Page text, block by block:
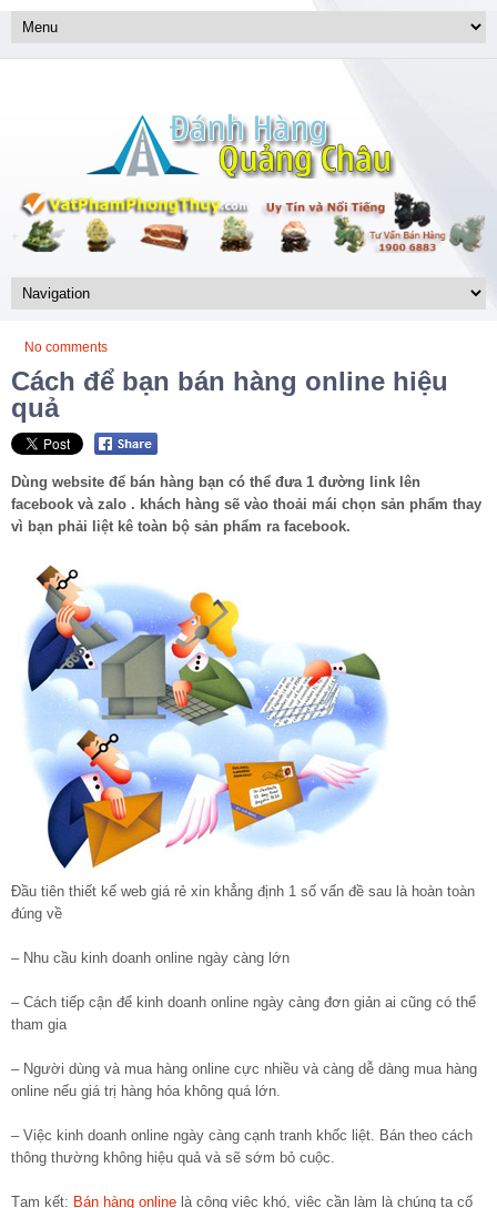
No comments
Cách để bạn bán hàng online hiệu
quả
Dùng website để bán hàng bạn có thể đưa 1 đường link lên
facebook và zalo . khách hàng sẽ vào thoải mái chọn sản phẩm thay
vì bạn phải liệt kê toàn bộ sản phẩm ra facebook.
Đầu tiên thiết kế web giá rẻ xin khẳng định 1 số vấn đề sau là hoàn toàn
đúng về
– Nhu cầu kinh doanh online ngày càng lớn
– Cách tiếp cận để kinh doanh online ngày càng đơn giản ai cũng có thể
tham gia
– Người dùng và mua hàng online cực nhiều và càng dễ dàng mua hàng
online nếu giá trị hàng hóa không quá lớn.
– Việc kinh doanh online ngày càng cạnh tranh khốc liệt. Bán theo cách
thông thường không hiệu quả và sẽ sớm bỏ cuộc.
Tạm kết: Bán hàng online là công việc khó, việc cần làm là chúng ta cố